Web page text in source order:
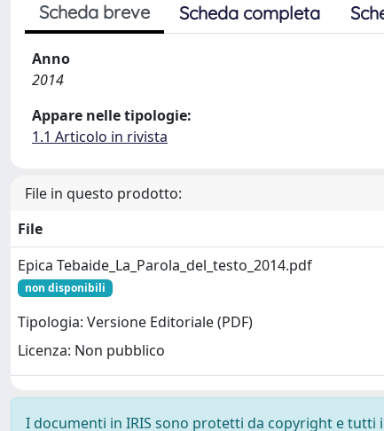
Scheda breve Scheda completa
Anno
2014
Appare nelle tipologie:
1.1 Articolo in rivista
File in questo prodotto:
File
Epica Tebaide_La_Parola_del_testo_2014.pdf
non disponibili
Tipologia: Versione Editoriale (PDF)
Licenza: Non pubblico
I documenti in IRIS sono protetti da copyright e tutti